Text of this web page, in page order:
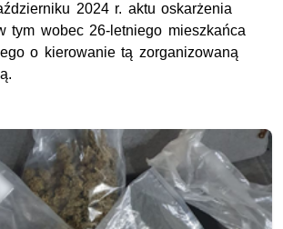
2024 r. aktu oskarżenia
tym wobec 26-letniego mieszkańca
o kierowanie tą zorganizowaną